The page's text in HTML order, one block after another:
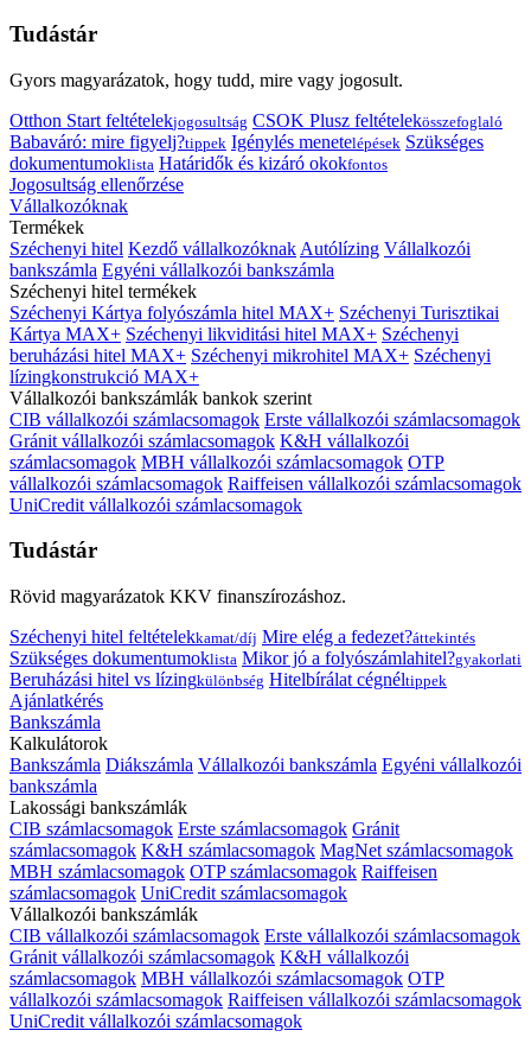
Tudástár
Gyors magyarázatok, hogy tudd, mire vagy jogosult.
Otthon Start feltételekjogosultság CSOK Plusz feltételekösszefoglaló
Babaváró: mire figyelj?tippek Igénylés menetelépések Szükséges
dokumentumoklista Határidők és kizáró okokfontos
Jogosultság ellenőrzése
Vállalkozóknak
Termékek
Széchenyi hitel Kezdő vállalkozóknak Autólízing Vállalkozói
bankszámla Egyéni vállalkozói bankszámla
Széchenyi hitel termékek
Széchenyi Kártya folyószámla hitel MAX+ Széchenyi Turisztikai
Kártya MAX+ Széchenyi likviditási hitel MAX+ Széchenyi
beruházási hitel MAX+ Széchenyi mikrohitel MAX+ Széchenyi
lízingkonstrukció MAX+
Vállalkozói bankszámlák bankok szerint
CIB vállalkozói számlacsomagok Erste vállalkozói számlacsomagok
Gránit vállalkozói számlacsomagok K&H vállalkozói
számlacsomagok MBH vállalkozói számlacsomagok OTP
vállalkozói számlacsomagok Raiffeisen vállalkozói számlacsomagok
UniCredit vállalkozói számlacsomagok
Tudástár
Rövid magyarázatok KKV finanszírozáshoz.
Széchenyi hitel feltételekkamat/díj Mire elég a fedezet?áttekintés
Szükséges dokumentumoklista Mikor jó a folyószámlahitel?gyakorlati
Beruházási hitel vs lízingkülönbség Hitelbírálat cégnéltippek
Ajánlatkérés
Bankszámla
Kalkulátorok
Bankszámla Diákszámla Vállalkozói bankszámla Egyéni vállalkozói
bankszámla
Lakossági bankszámlák
CIB számlacsomagok Erste számlacsomagok Gránit
számlacsomagok K&H számlacsomagok MagNet számlacsomagok
MBH számlacsomagok OTP számlacsomagok Raiffeisen
számlacsomagok UniCredit számlacsomagok
Vállalkozói bankszámlák
CIB vállalkozói számlacsomagok Erste vállalkozói számlacsomagok
Gránit vállalkozói számlacsomagok K&H vállalkozói
számlacsomagok MBH vállalkozói számlacsomagok OTP
vállalkozói számlacsomagok Raiffeisen vállalkozói számlacsomagok
UniCredit vállalkozói számlacsomagok